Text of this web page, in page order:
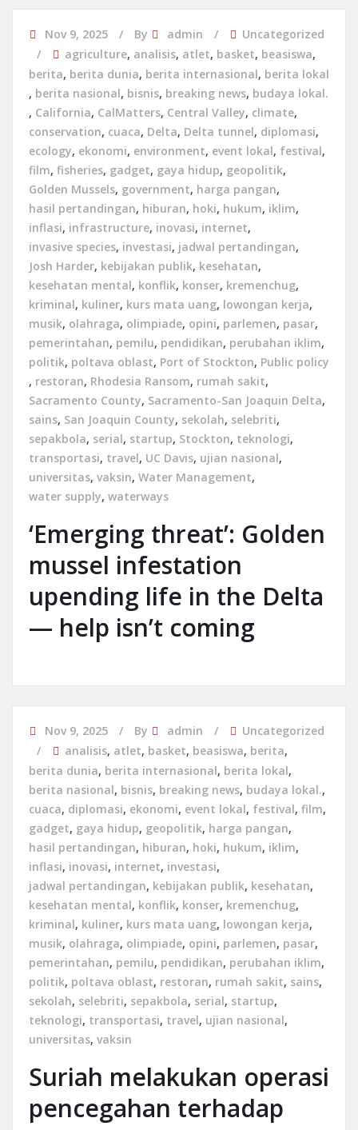
Nov 9, 2025 By admin
Uncategorized
agriculture, analisis, atlet, basket, beasiswa,
berita, berita dunia, berita internasional, berita lokal
, berita nasional, bisnis, breaking news, budaya lokal.
, California, CalMatters, Central Valley, climate,
conservation, cuaca, Delta, Delta tunnel, diplomasi,
ecology, ekonomi, environment, event lokal, festival,
film, fisheries, gadget, gaya hidup, geopolitik,
Golden Mussels, government, harga pangan,
hasil pertandingan, hiburan, hoki, hukum, iklim,
inflasi, infrastructure, inovasi, internet,
invasive species, investasi, jadwal pertandingan,
Josh Harder, kebijakan publik, kesehatan,
kesehatan mental, konflik, konser, kremenchug,
kriminal, kuliner, kurs mata uang, lowongan kerja,
musik, olahraga, olimpiade, opini, parlemen, pasar,
pemerintahan, pemilu, pendidikan, perubahan iklim,
politik, poltava oblast, Port of Stockton, Public policy
, restoran, Rhodesia Ransom, rumah sakit,
Sacramento County, Sacramento-San Joaquin Delta,
sains, San Joaquin County, sekolah, selebriti,
sepakbola, serial, startup, Stockton, teknologi,
transportasi, travel, UC Davis, ujian nasional,
universitas, vaksin, Water Management,
water supply, waterways
‘Emerging threat’: Golden
mussel infestation
upending life in the Delta
— help isn’t coming
Nov 9, 2025 By admin
Uncategorized
analisis, atlet, basket, beasiswa, berita,
berita dunia, berita internasional, berita lokal,
berita nasional, bisnis, breaking news, budaya lokal.,
cuaca, diplomasi, ekonomi, event lokal, festival, film,
gadget, gaya hidup, geopolitik, harga pangan,
hasil pertandingan, hiburan, hoki, hukum, iklim,
inflasi, inovasi, internet, investasi,
jadwal pertandingan, kebijakan publik, kesehatan,
kesehatan mental, konflik, konser, kremenchug,
kriminal, kuliner, kurs mata uang, lowongan kerja,
musik, olahraga, olimpiade, opini, parlemen, pasar,
pemerintahan, pemilu, pendidikan, perubahan iklim,
politik, poltava oblast, restoran, rumah sakit, sains,
sekolah, selebriti, sepakbola, serial, startup,
teknologi, transportasi, travel, ujian nasional,
universitas, vaksin
Suriah melakukan operasi
pencegahan terhadap